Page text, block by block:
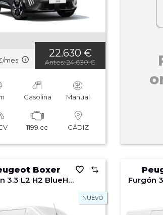
mes
22.630 €
Antes: 24.630 €
Gasolina Manual
1199 cc CÁDIZ
Boxer
Furgón 3.3 L2 H2 BlueHDi 120 S&S 6v MAN
NUEVO